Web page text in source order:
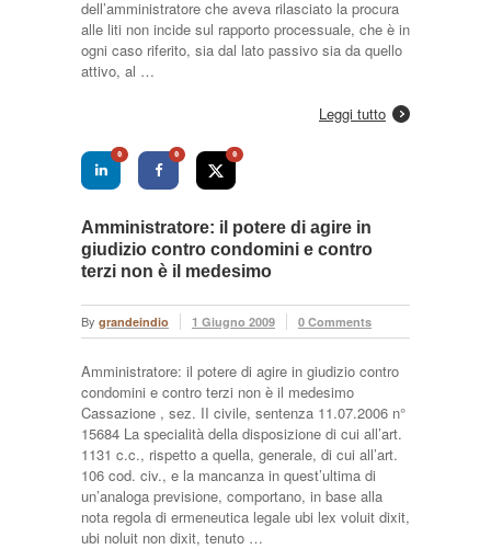
dell’amministratore che aveva rilasciato la procura
alle liti non incide sul rapporto processuale, che è in
ogni caso riferito, sia dal lato passivo sia da quello
attivo, al …
Leggi tutto
0 0 0
Amministratore: il potere di agire in
giudizio contro condomini e contro
terzi non è il medesimo
By grandeindio 1 Giugno 2009 0 Comments
Amministratore: il potere di agire in giudizio contro
condomini e contro terzi non è il medesimo
Cassazione , sez. II civile, sentenza 11.07.2006 n°
15684 La specialità della disposizione di cui all’art.
1131 c.c., rispetto a quella, generale, di cui all’art.
106 cod. civ., e la mancanza in quest’ultima di
un’analoga previsione, comportano, in base alla
nota regola di ermeneutica legale ubi lex voluit dixit,
ubi noluit non dixit, tenuto …